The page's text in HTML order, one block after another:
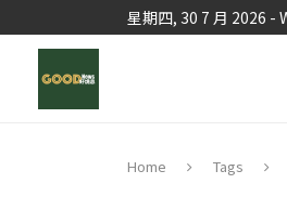
星期四, 30 7 月 2026 -
Home Tags